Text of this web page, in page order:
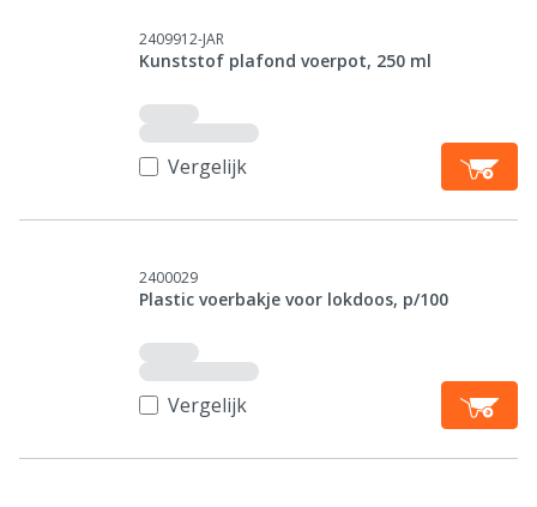
2409912-JAR
Kunststof plafond voerpot, 250 ml
Vergelijk
2400029
Plastic voerbakje voor lokdoos, p/100
Vergelijk